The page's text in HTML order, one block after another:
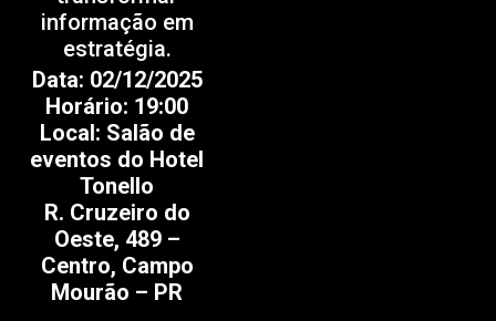
informação em
estratégia.
Data: 02/12/2025
Horário: 19:00
Local: Salão de
eventos do Hotel
Tonello
R. Cruzeiro do
Oeste, 489 –
Centro, Campo
Mourão – PR